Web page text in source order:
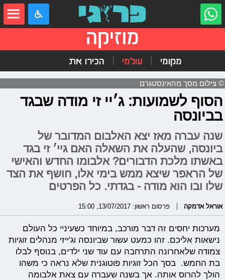
מוזיקה
מקומי עולמי הכירו את
© צילום מסך מהאינסטגרם
הסוף לשמועות: ג׳יי זי מודה שבגד
בביונסה
שנה עברה מאז יצא האלבום המדובר של
ביונסה, שהעלה את השאלה האם גיי׳ זי בגד
באשתו מלכת הדבורים? אלבומו החדש והאישי
של הראפר שיצא ממש בימי אלו, חושף את הצד
שלו ובו הוא מודה - בגדתי. כל הפרטים
אוראל אדמקה פרסום ראשון: 13/07/2017, 15:00
מערכות יחסים זה דבר מורכב, במיוחד כשעיניי כל העולם
נישאות אליכם. זהו כמעט עשור שביונסה וג'ייזי מנהלים זוגיות
צמודה שלאחרונה התרחבה עם עוד שני ילדים, בנוסף לבלו
בת החמש. בסך הכל זוגיות פוטוגנית שלא נראה כי משהו
הולך להרוס אותה. אך בשנה שעברה עם צאת אלבומה